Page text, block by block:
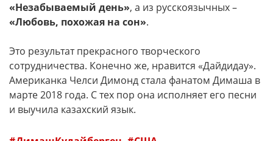
«Незабываемый день», а из русскоязычных –
«Любовь, похожая на сон».
Это результат прекрасного творческого
сотрудничества. Конечно же, нравится «Дайдидау».
Американка Челси Димонд стала фанатом Димаша в
марте 2018 года. С тех пор она исполняет его песни
и выучила казахский язык.